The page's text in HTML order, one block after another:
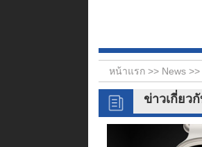
หน้าแรก >> News
ข่าวเกี่ยว